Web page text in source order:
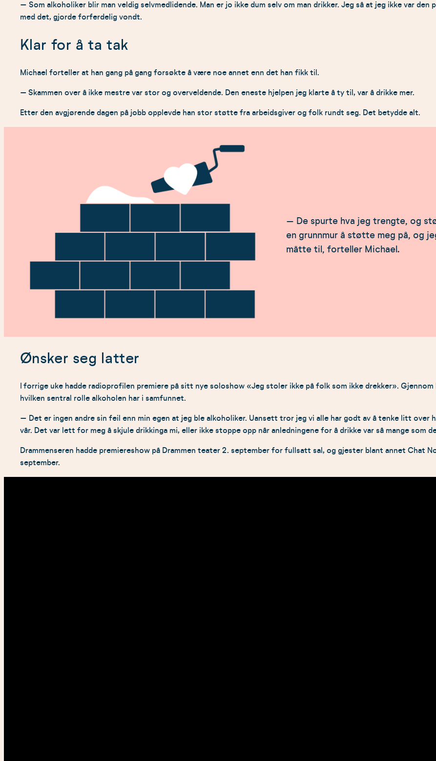
– Som alkoholiker blir man veldig selvmedlidende. Man er jo ikke dum selv om man drikker. Jeg så at jeg ikke var
med det, gjorde forferdelig vondt.
Klar for å ta tak
Michael forteller at han gang på gang forsøkte å være noe annet enn det han fikk til.
– Skammen over å ikke mestre var stor og overveldende. Den eneste hjelpen jeg klarte å ty til, var å drikke mer.
Etter den avgjørende dagen på jobb opplevde han stor støtte fra arbeidsgiver og folk rundt seg. Det betydde alt.
– De spurte hva jeg trengte, og
en grunnmur å støtte meg på, og
måtte til, forteller Michael.
Ønsker seg latter
I forrige uke hadde radioprofilen premiere på sitt nye soloshow «Jeg stoler ikke på folk som ikke drekker».
hvilken sentral rolle alkoholen har i samfunnet.
– Det er ingen andre sin feil enn min egen at jeg ble alkoholiker. Uansett tror jeg vi alle har godt av å tenke litt over
vår. Det var lett for meg å skjule drikkinga mi, eller ikke stoppe opp når anledningene for å drikke var så mange som
Drammenseren hadde premiereshow på Drammen teater 2. september for fullsatt sal, og gjester blant annet Chat
september.